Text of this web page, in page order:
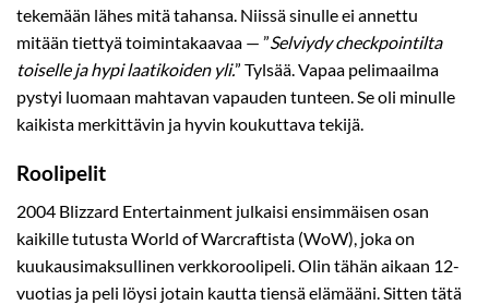
tekemään lähes mitä tahansa. Niissä sinulle ei annettu
mitään tiettyä toimintakaavaa — ”Selviydy checkpointilta
toiselle ja hypi laatikoiden yli.” Tylsää. Vapaa pelimaailma
pystyi luomaan mahtavan vapauden tunteen. Se oli minulle
kaikista merkittävin ja hyvin koukuttava tekijä.
Roolipelit
2004 Blizzard Entertainment julkaisi ensimmäisen osan
kaikille tutusta World of Warcraftista (WoW), joka on
kuukausimaksullinen verkkoroolipeli. Olin tähän aikaan 12-
vuotias ja peli löysi jotain kautta tiensä elämääni. Sitten tätä